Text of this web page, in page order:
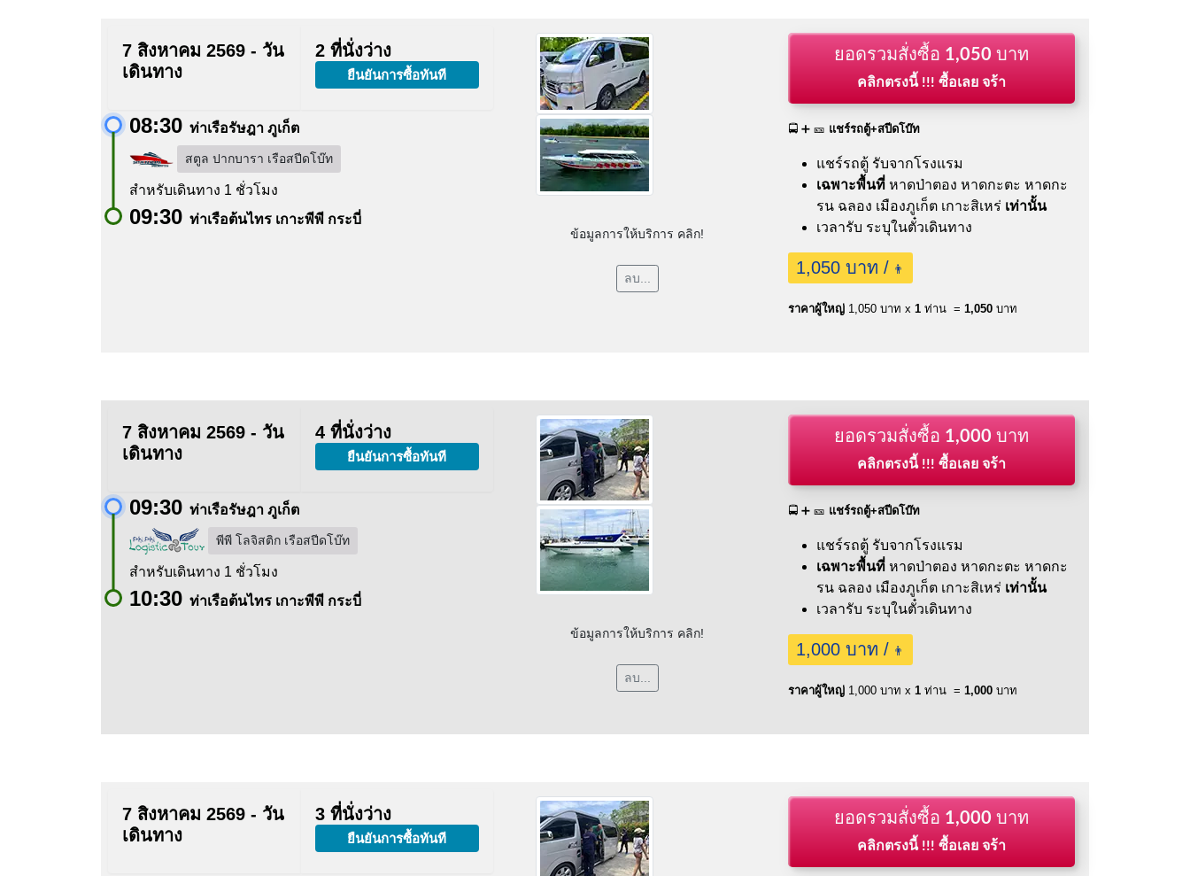
7 สิงหาคม 2569 - วัน
เดินทาง
2 ที่นั่งว่าง
ยืนยันการซื้อทันที
08:30 ท่าเรือรัษฎา ภูเก็ต
สตูล ปากบารา เรือสปีดโบ๊ท
สำหรับเดินทาง 1 ชั่วโมง
09:30 ท่าเรือต้นไทร เกาะพีพี กระบี่
ข้อมูลการให้บริการ คลิก!
ลบ...
ยอดรวมสั่งซื้อ 1,050 บาท
คลิกตรงนี้ !!! ซื้อเลย จร้า
🚍 ➕ 🎫 แชร์รถตู้+สปีดโบ๊ท
แชร์รถตู้ รับจากโรงแรม
เฉพาะพื้นที่ หาดป่าตอง หาดกะตะ หาดกะ
รน ฉลอง เมืองภูเก็ต เกาะสิเหร่ เท่านั้น
เวลารับ ระบุในตั๋วเดินทาง
1,050 บาท / 👨
ราคาผู้ใหญ่ 1,050 บาท x 1 ท่าน = 1,050 บาท
7 สิงหาคม 2569 - วัน
เดินทาง
4 ที่นั่งว่าง
ยืนยันการซื้อทันที
09:30 ท่าเรือรัษฎา ภูเก็ต
พีพี โลจิสติก เรือสปีดโบ๊ท
สำหรับเดินทาง 1 ชั่วโมง
10:30 ท่าเรือต้นไทร เกาะพีพี กระบี่
ข้อมูลการให้บริการ คลิก!
ลบ...
ยอดรวมสั่งซื้อ 1,000 บาท
คลิกตรงนี้ !!! ซื้อเลย จร้า
🚍 ➕ 🎫 แชร์รถตู้+สปีดโบ๊ท
แชร์รถตู้ รับจากโรงแรม
เฉพาะพื้นที่ หาดป่าตอง หาดกะตะ หาดกะ
รน ฉลอง เมืองภูเก็ต เกาะสิเหร่ เท่านั้น
เวลารับ ระบุในตั๋วเดินทาง
1,000 บาท / 👨
ราคาผู้ใหญ่ 1,000 บาท x 1 ท่าน = 1,000 บาท
7 สิงหาคม 2569 - วัน
เดินทาง
3 ที่นั่งว่าง
ยืนยันการซื้อทันที
ยอดรวมสั่งซื้อ 1,000 บาท
คลิกตรงนี้ !!! ซื้อเลย จร้า